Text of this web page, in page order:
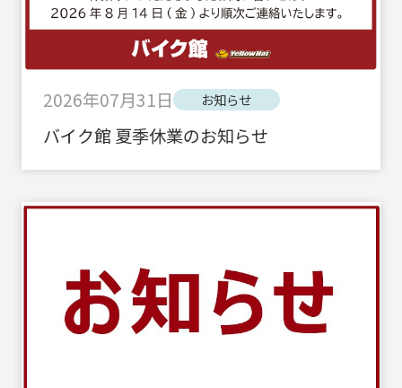
2026年07月31日 お知らせ
バイク館 夏季休業のお知らせ